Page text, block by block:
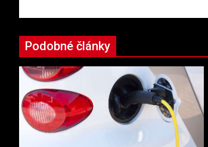
příspěvek
Podobné články